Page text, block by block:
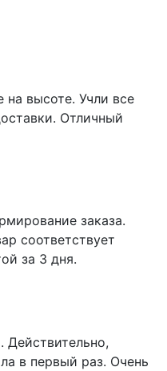
высоте. Учли все
Отличный
заказа.
соответствует
за 3 дня.
Действительно,
в первый раз. Очень